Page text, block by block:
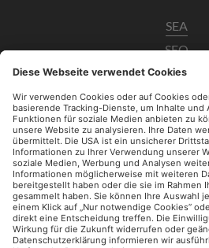
SEA
SEO
Data Analytics
UX / CRO
Paid Social